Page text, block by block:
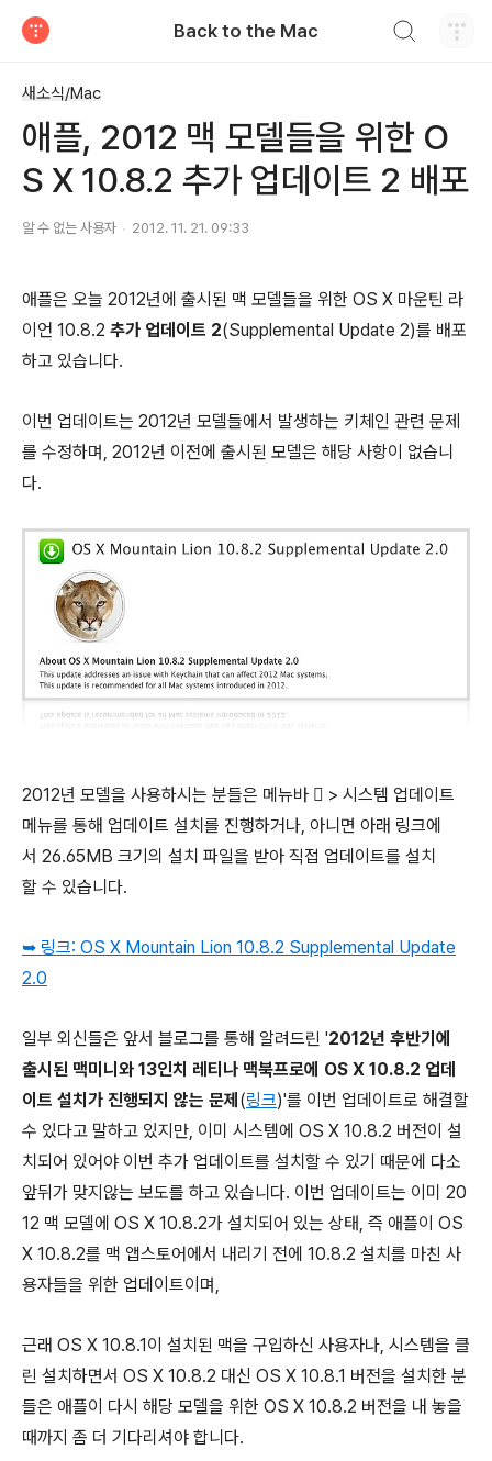
Back to the Mac
새소식/Mac
애플, 2012 맥 모델들을 위한 O
S X 10.8.2 추가 업데이트 2 배포
알 수 없는 사용자 2012. 11. 21. 09:33
애플은 오늘 2012년에 출시된 맥 모델들을 위한 OS X 마운틴 라
이언 10.8.2 추가 업데이트 2(Supplemental Update 2)를 배포
하고 있습니다.
이번 업데이트는 2012년 모델들에서 발생하는 키체인 관련 문제
를 수정하며, 2012년 이전에 출시된 모델은 해당 사항이 없습니
다.
2012년 모델을 사용하시는 분들은 메뉴바  > 시스템 업데이트
메뉴를 통해 업데이트 설치를 진행하거나, 아니면 아래 링크에
서 26.65MB 크기의 설치 파일을 받아 직접 업데이트를 설치
할 수 있습니다.
➥ 링크: OS X Mountain Lion 10.8.2 Supplemental Update
2.0
일부 외신들은 앞서 블로그를 통해 알려드린 '2012년 후반기에
출시된 맥미니와 13인치 레티나 맥북프로에 OS X 10.8.2 업데
이트 설치가 진행되지 않는 문제 (링크)'를 이번 업데이트로 해결할
수 있다고 말하고 있지만, 이미 시스템에 OS X 10.8.2 버전이 설
치되어 있어야 이번 추가 업데이트를 설치할 수 있기 때문에 다소
앞뒤가 맞지않는 보도를 하고 있습니다. 이번 업데이트는 이미 20
12 맥 모델에 OS X 10.8.2가 설치되어 있는 상태, 즉 애플이 OS
X 10.8.2를 맥 앱스토어에서 내리기 전에 10.8.2 설치를 마친 사
용자들을 위한 업데이트이며,
근래 OS X 10.8.1이 설치된 맥을 구입하신 사용자나, 시스템을 클
린 설치하면서 OS X 10.8.2 대신 OS X 10.8.1 버전을 설치한 분
들은 애플이 다시 해당 모델을 위한 OS X 10.8.2 버전을 내 놓을
때까지 좀 더 기다리셔야 합니다.